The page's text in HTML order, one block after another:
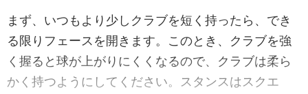
まず、いつもより少しクラブを短く持ったら、でき
る限りフェースを開きます。このとき、クラブを強
く握ると球が上がりにくくなるので、クラブは柔ら
かく持つようにしてください。スタンスはスクエ